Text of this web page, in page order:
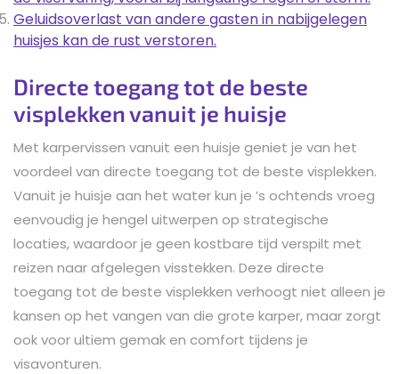
Geluidsoverlast van andere gasten in nabijgelegen
huisjes kan de rust verstoren.
Directe toegang tot de beste
visplekken vanuit je huisje
Met karpervissen vanuit een huisje geniet je van het
voordeel van directe toegang tot de beste visplekken.
Vanuit je huisje aan het water kun je ’s ochtends vroeg
eenvoudig je hengel uitwerpen op strategische
locaties, waardoor je geen kostbare tijd verspilt met
reizen naar afgelegen visstekken. Deze directe
toegang tot de beste visplekken verhoogt niet alleen je
kansen op het vangen van die grote karper, maar zorgt
ook voor ultiem gemak en comfort tijdens je
visavonturen.